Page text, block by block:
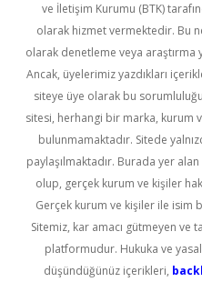
ve İletişim Kurumu (BTK)
olarak hizmet vermektedir. Bu
olarak denetleme veya araştırma
Ancak, üyelerimiz yazdıkları
siteye üye olarak bu
sitesi, herhangi bir marka, kurum
bulunmamaktadır. Sitede
paylaşılmaktadır. Burada yer
olup, gerçek kurum ve kişiler
Gerçek kurum ve kişiler ile
Sitemiz, kar amacı gütmeyen ve
platformudur. Hukuka ve
düşündüğünüz içerikleri,